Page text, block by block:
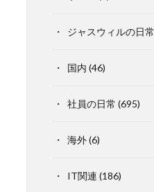
ジャスウィルの日常
国内 (46)
社員の日常 (695)
海外(6)
IT関連 (186)